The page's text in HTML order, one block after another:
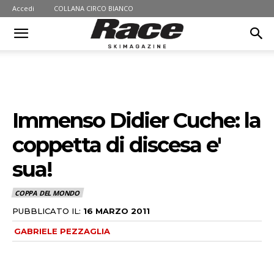
Accedi COLLANA CIRCO BIANCO
Immenso Didier Cuche: la
coppetta di discesa e'
sua!
COPPA DEL MONDO
PUBBLICATO IL: 16 MARZO 2011
GABRIELE PEZZAGLIA